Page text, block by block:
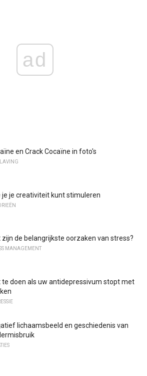
ad
en Crack Cocaïne in foto's
je je creativiteit kunt stimuleren
zijn de belangrijkste oorzaken van stress?
MANAGEMENT
te doen als uw antidepressivum stopt met
lichaamsbeeld en geschiedenis van